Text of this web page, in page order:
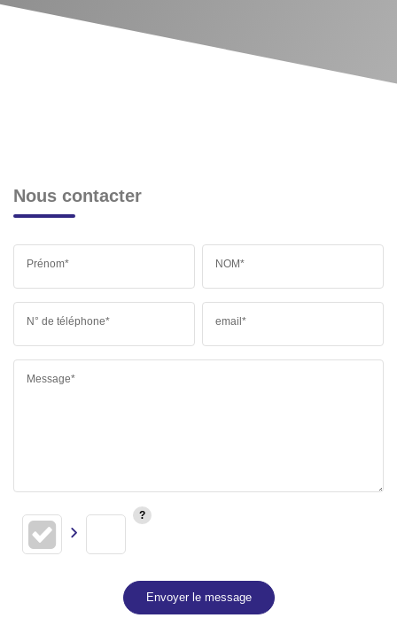
Nous contacter
Prénom* NOM*
N° de téléphone* email*
Message*
Envoyer le message